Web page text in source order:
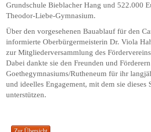
Grundschule Bieblacher Hang und 522.000
Theodor-Liebe-Gymnasium.
Über den vorgesehenen Bauablauf für den
informierte Oberbürgermeisterin Dr. Viola
zur Mitgliederversammlung des
Dabei dankte sie den Freunden und
Goethegymnasiums/Rutheneum für ihr
und ideelles Engagement, mit dem sie dieses
unterstützen.